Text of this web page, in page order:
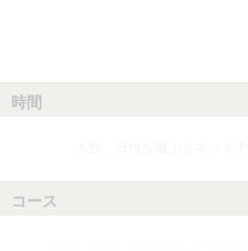
時間
コース